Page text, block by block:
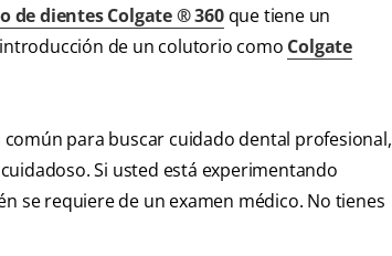
de dientes Colgate ® 360que tiene un
de un colutorio como Colgate
común para buscar cuidado dental profesional,
Si usted está experimentando
se requiere de un examen médico. No tienes